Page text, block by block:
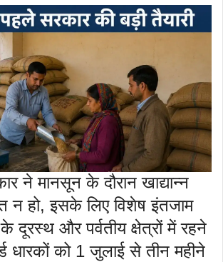
ने मानसून के दौरान खाद्यान्न
न हो, इसके लिए विशेष इंतजाम
दूरस्थ और पर्वतीय क्षेत्रों में रहने
धारकों को 1 जुलाई से तीन महीने